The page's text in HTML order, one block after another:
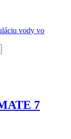
vody vo
7